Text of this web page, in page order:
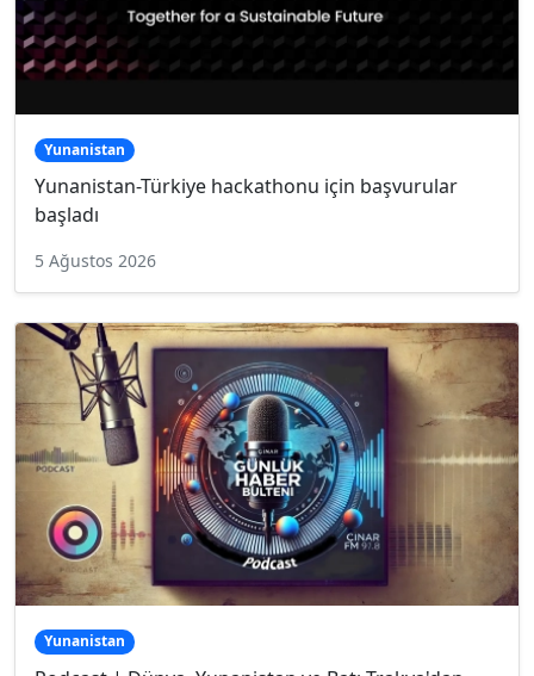
Yunanistan
Yunanistan-Türkiye hackathonu için başvurular
başladı
5 Ağustos 2026
Yunanistan